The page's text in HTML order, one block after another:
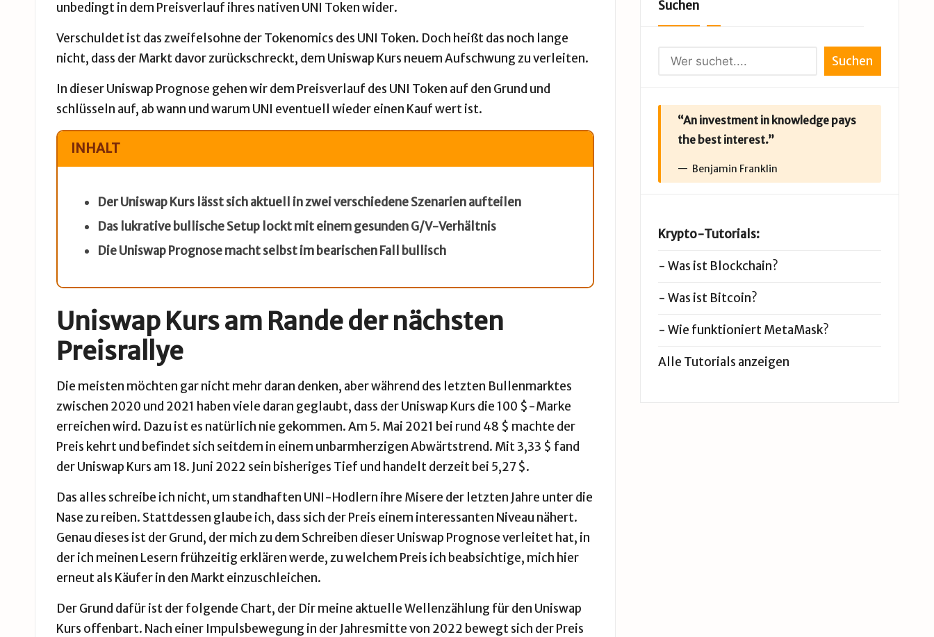
unbedingt in dem Preisverlauf ihres nativen UNI Token wider.
Verschuldet ist das zweifelsohne der Tokenomics des UNI Token. Doch heißt das noch lange
nicht, dass der Markt davor zurückschreckt, dem Uniswap Kurs neuem Aufschwung zu verleiten.
In dieser Uniswap Prognose gehen wir dem Preisverlauf des UNI Token auf den Grund und
schlüsseln auf, ab wann und warum UNI eventuell wieder einen Kauf wert ist.
INHALT
Der Uniswap Kurs lässt sich aktuell in zwei verschiedene Szenarien aufteilen
Das lukrative bullische Setup lockt mit einem gesunden G/V-Verhältnis
Die Uniswap Prognose macht selbst im bearischen Fall bullisch
Uniswap Kurs am Rande der nächsten
Preisrallye
Die meisten möchten gar nicht mehr daran denken, aber während des letzten Bullenmarktes
zwischen 2020 und 2021 haben viele daran geglaubt, dass der Uniswap Kurs die 100 $-Marke
erreichen wird. Dazu ist es natürlich nie gekommen. Am 5. Mai 2021 bei rund 48 $ machte der
Preis kehrt und befindet sich seitdem in einem unbarmherzigen Abwärtstrend. Mit 3,33 $ fand
der Uniswap Kurs am 18. Juni 2022 sein bisheriges Tief und handelt derzeit bei 5,27 $.
Das alles schreibe ich nicht, um standhaften UNI-Hodlern ihre Misere der letzten Jahre unter die
Nase zu reiben. Stattdessen glaube ich, dass sich der Preis einem interessanten Niveau nähert.
Genau dieses ist der Grund, der mich zu dem Schreiben dieser Uniswap Prognose verleitet hat, in
der ich meinen Lesern frühzeitig erklären werde, zu welchem Preis ich beabsichtige, mich hier
erneut als Käufer in den Markt einzuschleichen.
Der Grund dafür ist der folgende Chart, der Dir meine aktuelle Wellenzählung für den Uniswap
Kurs offenbart. Nach einer Impulsbewegung in der Jahresmitte von 2022 bewegt sich der Preis
Suchen
Suchen
“An investment in knowledge pays
the best interest.”
Benjamin Franklin
Krypto-Tutorials:
- Was ist Blockchain?
- Was ist Bitcoin?
- Wie funktioniert MetaMask?
Alle Tutorials anzeigen